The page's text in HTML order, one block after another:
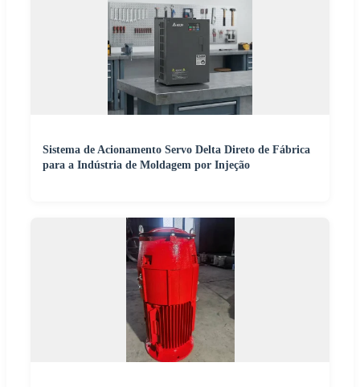
Sistema de Acionamento Servo Delta Direto de Fábrica
para a Indústria de Moldagem por Injeção